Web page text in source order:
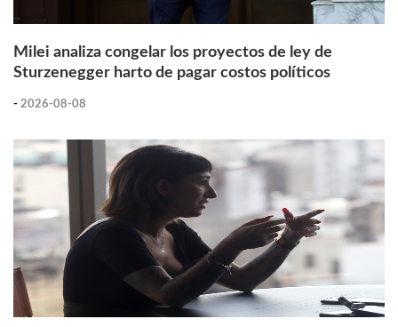
Milei analiza congelar los proyectos de ley de
Sturzenegger harto de pagar costos políticos
- 2026-08-08